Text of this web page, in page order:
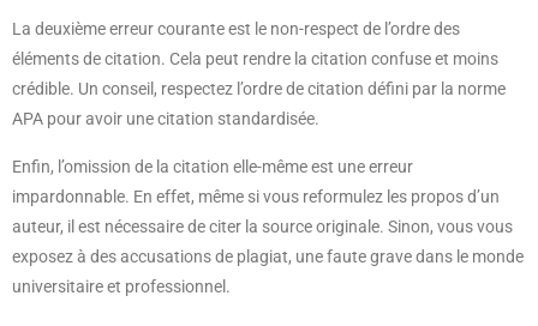
La deuxième erreur courante est le non-respect de l’ordre des
éléments de citation. Cela peut rendre la citation confuse et moins
crédible. Un conseil, respectez l’ordre de citation défini par la norme
APA pour avoir une citation standardisée.
Enfin, l’omission de la citation elle-même est une erreur
impardonnable. En effet, même si vous reformulez les propos d’un
auteur, il est nécessaire de citer la source originale. Sinon, vous vous
exposez à des accusations de plagiat, une faute grave dans le monde
universitaire et professionnel.